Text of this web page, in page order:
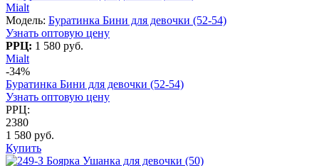
Mialt
Модель: Буратинка Бини для девочки (52-54)
Узнать оптовую цену
РРЦ: 1 580 руб.
Mialt
-34%
Буратинка Бини для девочки (52-54)
Узнать оптовую цену
РРЦ:
2380
1 580 руб.
Купить